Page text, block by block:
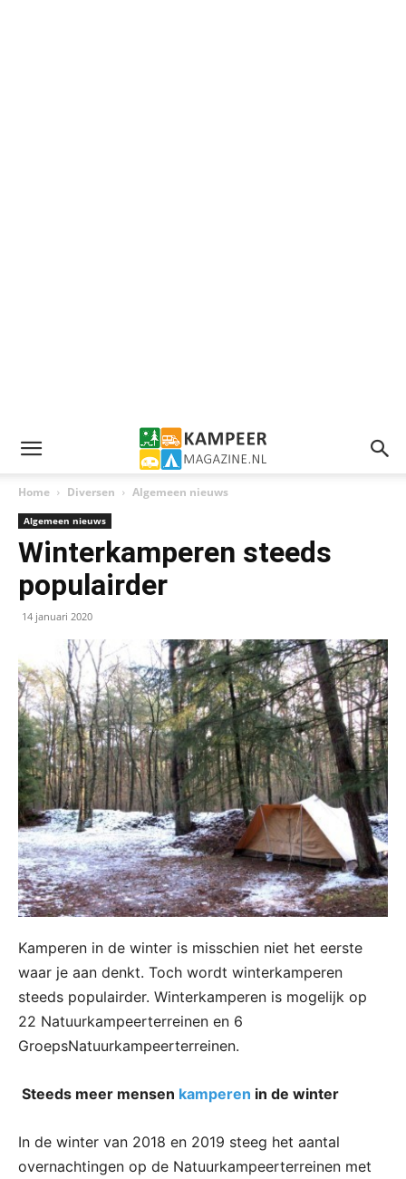
Home Diversen Algemeen nieuws
Algemeen nieuws
Winterkamperen steeds
populairder
14 januari 2020
Kamperen in de winter is misschien niet het eerste
waar je aan denkt. Toch wordt winterkamperen
steeds populairder. Winterkamperen is mogelijk op
22 Natuurkampeerterreinen en 6
GroepsNatuurkampeerterreinen.
Steeds meer mensen kamperen in de winter
In de winter van 2018 en 2019 steeg het aantal
overnachtingen op de Natuurkampeerterreinen met